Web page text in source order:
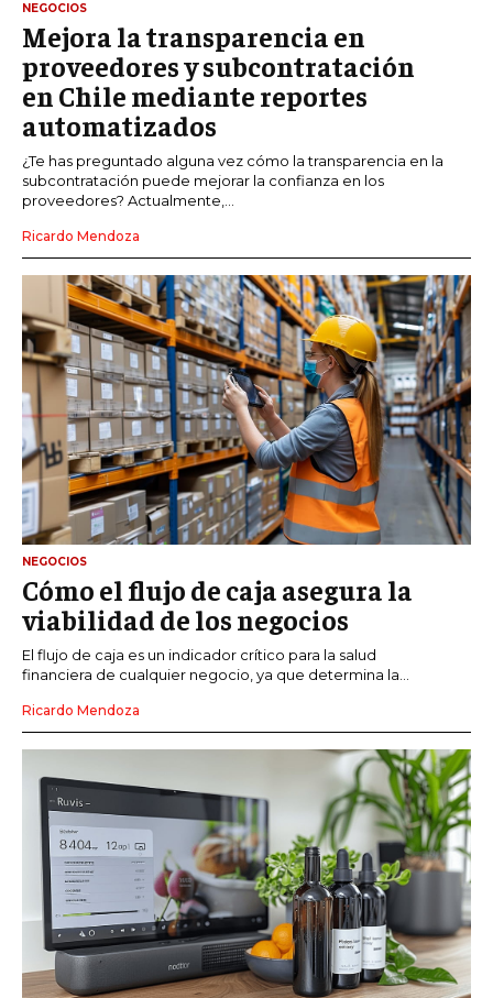
NEGOCIOS
Mejora la transparencia en
proveedores y subcontratación
en Chile mediante reportes
automatizados
¿Te has preguntado alguna vez cómo la transparencia en la
subcontratación puede mejorar la confianza en los
proveedores? Actualmente,...
Ricardo Mendoza
NEGOCIOS
Cómo el flujo de caja asegura la
viabilidad de los negocios
El flujo de caja es un indicador crítico para la salud
financiera de cualquier negocio, ya que determina la...
Ricardo Mendoza